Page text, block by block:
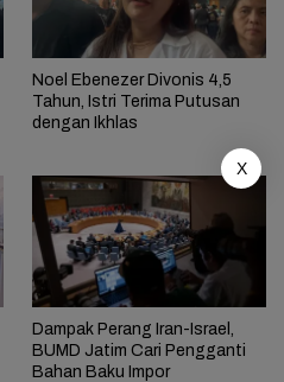
Noel Ebenezer Divonis 4,5
Tahun, Istri Terima Putusan
dengan Ikhlas
Dampak Perang Iran-Israel,
BUMD Jatim Cari Pengganti
Bahan Baku Impor
X